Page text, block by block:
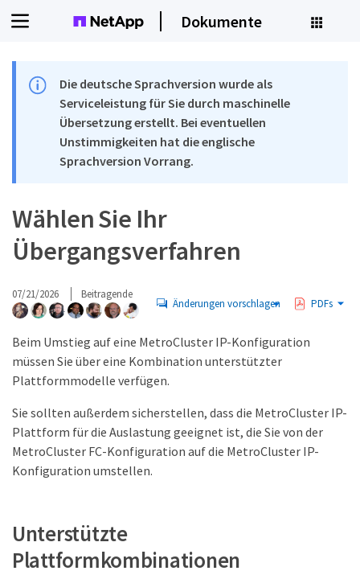
Dokumente
Die deutsche Sprachversion wurde als
Serviceleistung für Sie durch maschinelle
Übersetzung erstellt. Bei eventuellen
Unstimmigkeiten hat die englische
Sprachversion Vorrang.
Wählen Sie Ihr
Übergangsverfahren
07/21/2026 Beitragende
Änderungen vorschlagen PDFs
Beim Umstieg auf eine MetroCluster IP-Konfiguration
müssen Sie über eine Kombination unterstützter
Plattformmodelle verfügen.
Sie sollten außerdem sicherstellen, dass die MetroCluster IP-
Plattform für die Auslastung geeignet ist, die Sie von der
MetroCluster FC-Konfiguration auf die MetroCluster IP-
Konfiguration umstellen.
Unterstützte
Plattformkombinationen